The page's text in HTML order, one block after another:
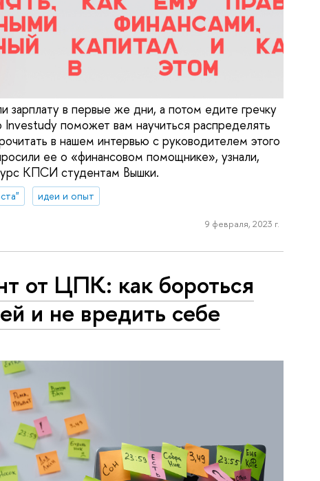
зарплату в первые же дни, а потом едите гречку
поможет вам научиться распределять
в нашем интервью с руководителем этого
ее о «финансовом помощнике», узнали,
КПСИ студентам Вышки.
идеи и опыт
9 февраля, 2023 г.
от ЦПК: как бороться
и не вредить себе